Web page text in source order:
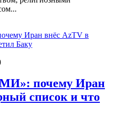
почему Иран
список и что